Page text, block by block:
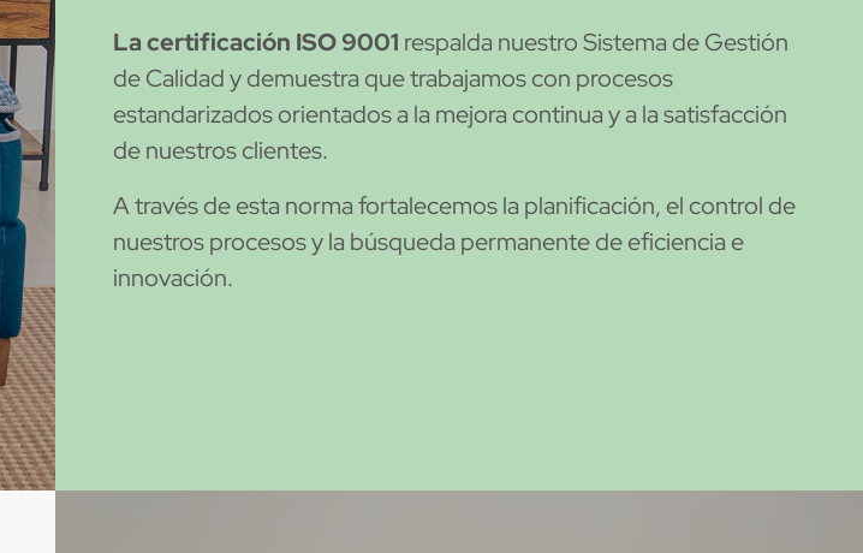
La certificación ISO 9001 respalda nuestro Sistema de Gestión
de Calidad y demuestra que trabajamoscon procesos
estandarizados orientados a la mejora continua y a la satisfacción
de nuestros clientes.
A través de esta norma fortalecemos la planificación, el control de
nuestros procesos y la búsqueda permanente de eficiencia e
innovación.